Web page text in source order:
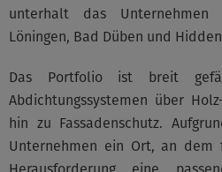
unterhalt das Unternehmen
Löningen, Bad Düben und
Das Portfolio ist breit
Abdichtungssystemen über
hin zu Fassadenschutz.
Unternehmen ein Ort, an dem